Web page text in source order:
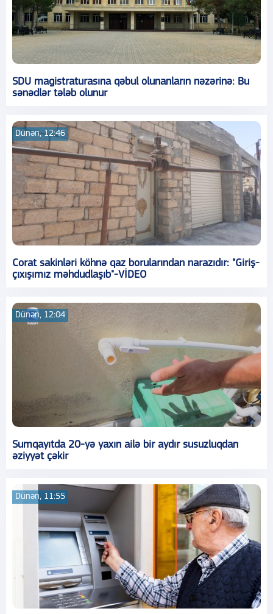
SDU magistraturasına qəbul olunanların nəzərinə: Bu
sənədlər tələb olunur
Dünən, 12:46
Corat sakinləri köhnə qaz borularından narazıdır: "Giriş-
çıxışımız məhdudlaşıb"-VİDEO
Dünən, 12:04
Sumqayıtda 20-yə yaxın ailə bir aydır susuzluqdan
əziyyət çəkir
Dünən, 11:55